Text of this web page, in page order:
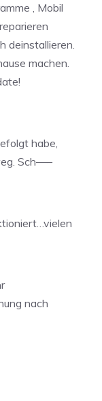
, Mobil
deinstallieren.
machen.
habe,
Sch—–
nach